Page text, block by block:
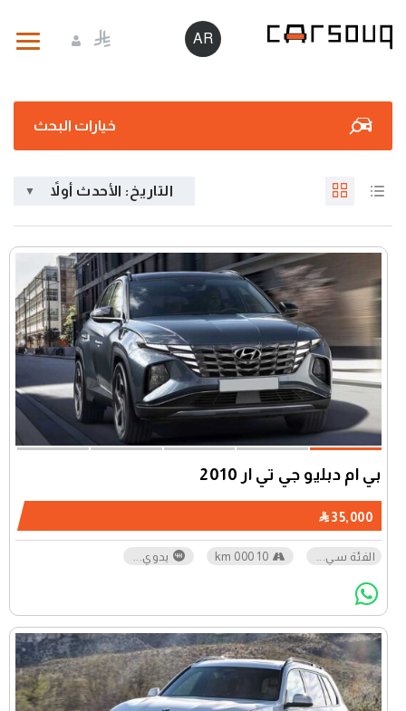
AR
خيارات البحث
التاريخ: الأحدث أولاً
35,000
بي ام دبليو جي تي آر 2010
الفئة سي...
10 000 km يدوي...